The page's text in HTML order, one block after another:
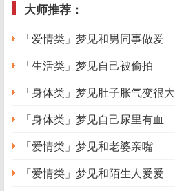
大师推荐：
「爱情类」梦见和男同事做爱
「生活类」梦见自己被偷拍
「身体类」梦见肚子胀气变很大
「身体类」梦见自己尿里有血
「爱情类」梦见和老婆亲嘴
「爱情类」梦见和陌生人爱爱